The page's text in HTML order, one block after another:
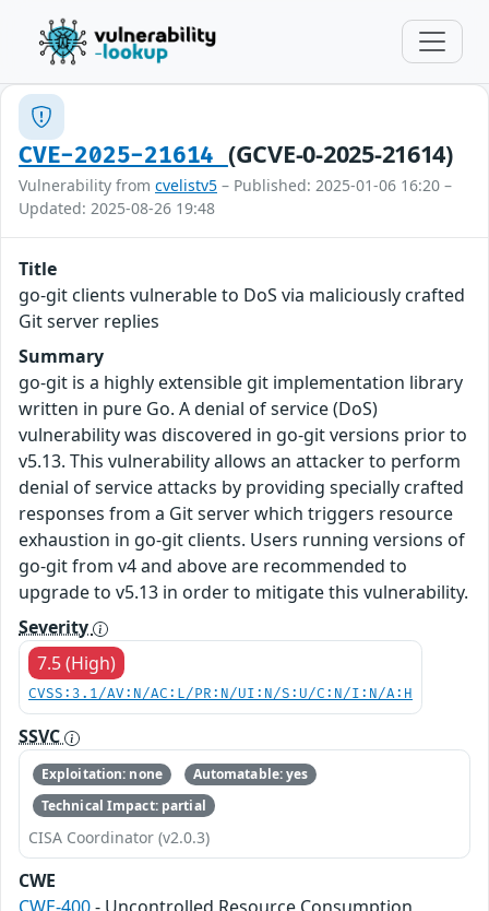
CVE-2025-21614 (GCVE-0-2025-21614)
Vulnerability from cvelistv5 – Published: 2025-01-06 16:20 –
Updated: 2025-08-26 19:48
Title
go-git clients vulnerable to DoS via maliciously crafted
Git server replies
Summary
go-git is a highly extensible git implementation library
written in pure Go. A denial of service (DoS)
vulnerability was discovered in go-git versions prior to
v5.13. This vulnerability allows an attacker to perform
denial of service attacks by providing specially crafted
responses from a Git server which triggers resource
exhaustion in go-git clients. Users running versions of
go-git from v4 and above are recommended to
upgrade to v5.13 in order to mitigate this vulnerability.
Severity
7.5 (High)
CVSS:3.1/AV:N/AC:L/PR:N/UI:N/S:U/C:N/I:N/A:H
SSVC
Exploitation: none
Automatable: yes
Technical Impact: partial
CISA Coordinator (v2.0.3)
CWE